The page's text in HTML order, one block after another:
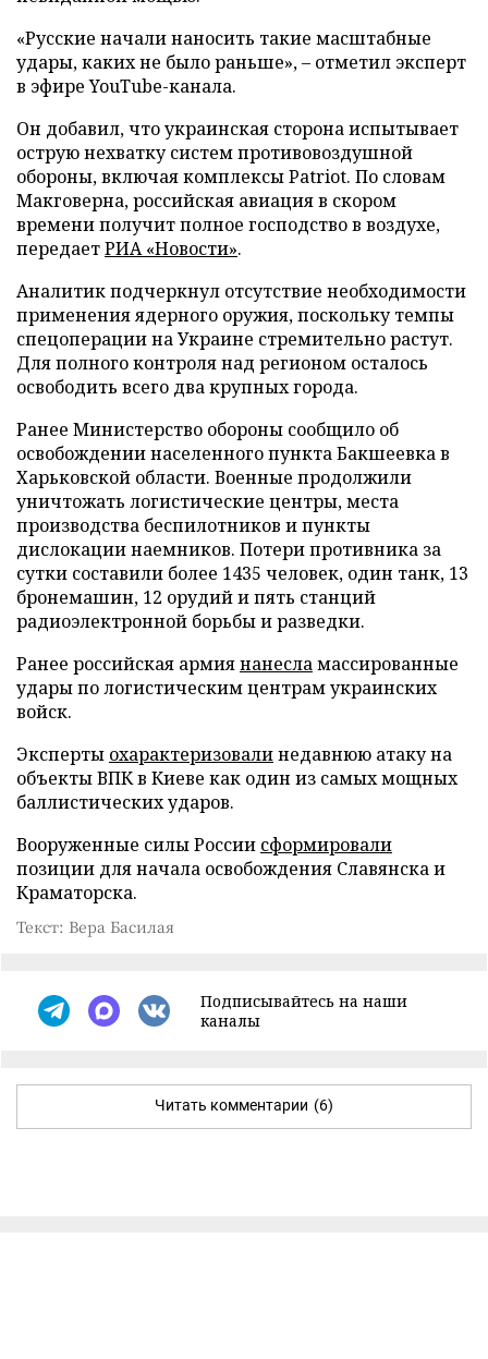
«Русские начали наносить такие масштабные
удары, каких не было раньше», – отметил эксперт
в эфире YouTube-канала.
Он добавил, что украинская сторона испытывает
острую нехватку систем противовоздушной
обороны, включая комплексы Patriot. По словам
Макговерна, российская авиация в скором
времени получит полное господство в воздухе,
передаетРИА «Новости».
Аналитик подчеркнул отсутствие необходимости
применения ядерного оружия, поскольку темпы
спецоперации на Украине стремительно растут.
Для полного контроля над регионом осталось
освободить всего два крупных города.
Ранее Министерство обороны сообщило об
освобождении населенного пункта Бакшеевка в
Харьковской области. Военные продолжили
уничтожать логистические центры, места
производства беспилотников и пункты
дислокации наемников. Потери противника за
сутки составили более 1435 человек, один танк, 13
бронемашин, 12 орудий и пять станций
радиоэлектронной борьбы и разведки.
Ранее российская армиянанесламассированные
удары по логистическим центрам украинских
войск.
Эксперты охарактеризовалинедавнюю атаку на
объекты ВПК в Киеве как один из самых мощных
баллистических ударов.
Вооруженные силы России сформировали
позиции для начала освобождения Славянска и
Краматорска.
Текст: Вера Басилая
Подписывайтесь на наши
каналы
Читать комментарии (6)